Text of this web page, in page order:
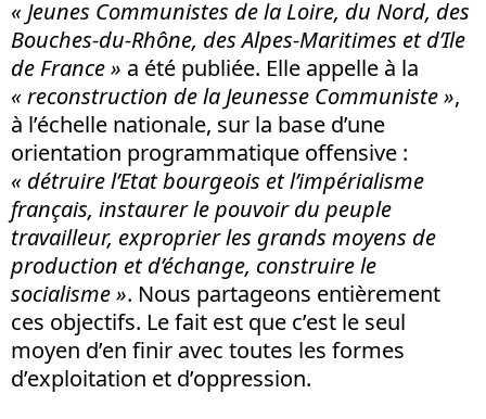
« Jeunes Communistes de la Loire, du Nord, des
Bouches-du-Rhône, des Alpes-Maritimes et d’Ile
de France » a été publiée. Elle appelle à la
« reconstruction de la Jeunesse Communiste »,
à l’échelle nationale, sur la base d’une
orientation programmatique offensive :
« détruire l’Etat bourgeois et l’impérialisme
français, instaurer le pouvoir du peuple
travailleur, exproprier les grands moyens de
production et d’échange, construire le
socialisme ». Nous partageons entièrement
ces objectifs. Le fait est que c’est le seul
moyen d’en finir avec toutes les formes
d’exploitation et d’oppression.